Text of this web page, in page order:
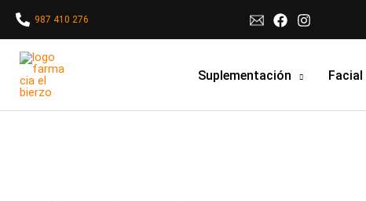
contenido
987 410 276
Suplementación Facial